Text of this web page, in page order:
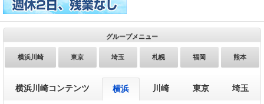
グループメニュー
横浜川崎 東京 埼玉 札幌 福岡 熊本
横浜川崎コンテンツ 横浜 川崎 東京 埼玉